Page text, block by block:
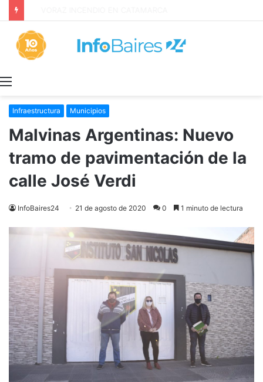
Infraestructura Municipios
Malvinas Argentinas: Nuevo
tramo de pavimentación de la
calle José Verdi
InfoBaires24 21 de agosto de 2020 0 1 minuto de lectura